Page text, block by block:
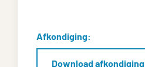
Afkondiging:
Download afkondiging